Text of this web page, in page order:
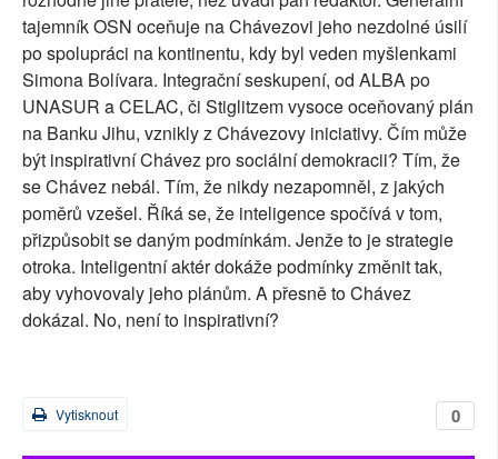
tajemník OSN oceňuje na Chávezovi jeho nezdolné úsilí
po spolupráci na kontinentu, kdy byl veden myšlenkami
Simona Bolívara. Integrační seskupení, od ALBA po
UNASUR a CELAC, či Stiglitzem vysoce oceňovaný plán
na Banku Jihu, vznikly z Chávezovy iniciativy. Čím může
být inspirativní Chávez pro sociální demokracii? Tím, že
se Chávez nebál. Tím, že nikdy nezapomněl, z jakých
poměrů vzešel. Říká se, že inteligence spočívá v tom,
přizpůsobit se daným podmínkám. Jenže to je strategie
otroka. Inteligentní aktér dokáže podmínky změnit tak,
aby vyhovovaly jeho plánům. A přesně to Chávez
dokázal. No, není to inspirativní?
0
Vytisknout